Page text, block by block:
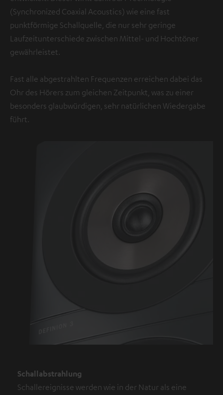
(Synchronized Coaxial Acoustics) wie eine fast
punktförmige Schallquelle, die nur sehr geringe
Laufzeitunterschiede zwischen Mittel- und Hochtöner
gewährleistet.
Fast alle abgestrahlten Frequenzen erreichen dabei das
Ohr des Hörers zum gleichen Zeitpunkt, was zu einer
besonders glaubwürdigen, sehr natürlichen Wiedergabe
führt.
Schallabstrahlung
Schallereignisse werden wie in der Natur als eine